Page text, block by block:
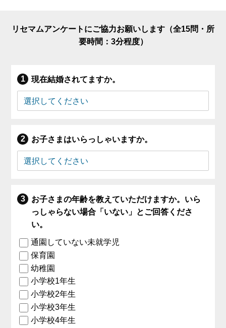
リセマムアンケートにご協力お願いします（全15問・所
要時間：3分程度）
現在結婚されてますか。
お子さまはいらっしゃいますか。
お子さまの年齢を教えていただけますか。いら
っしゃらない場合「いない」とご回答くださ
い。
通園していない未就学児
保育園
幼稚園
小学校1年生
小学校2年生
小学校3年生
小学校4年生